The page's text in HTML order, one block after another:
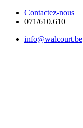
Contactez-nous
071/610.610
info@walcourt.be